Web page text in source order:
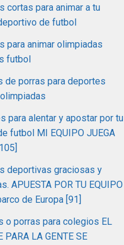
cortas para animar a tu
de futbol
para animar olimpiadas
futbol
de porras para deportes
para alentar y apostar por tu
futbol MI EQUIPO JUEGA
deportivas graciosas y
APUESTA POR TU EQUIPO
de Europa [91]
o porras para colegios EL
PARA LA GENTE SE